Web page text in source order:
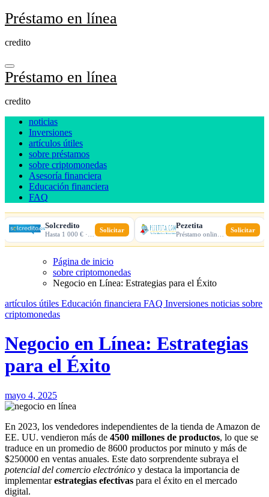
Ir
al
Préstamo en línea
credito
Préstamo en línea
credito
noticias
Inversiones
artículos útiles
sobre préstamos
sobre criptomonedas
Asesoría financiera
Educación financiera
FAQ
Solcredito Solicitar Pezetita Solicitar
Página de inicio
sobre criptomonedas
Negocio en Línea: Estrategias para el Éxito
artículos útiles Educación financiera FAQ Inversiones noticias sobre
criptomonedas
Negocio en Línea: Estrategias
para el Éxito
mayo 4, 2025
En 2023, los vendedores independientes de la tienda de Amazon de
EE. UU. vendieron más de 4500 millones de productos, lo que se
traduce en un promedio de 8600 productos por minuto y más de
$250000 en ventas anuales. Este dato sorprendente subraya el
potencial del comercio electrónico y destaca la importancia de
implementarestrategias efectivas para el éxito en el mercado
digital.